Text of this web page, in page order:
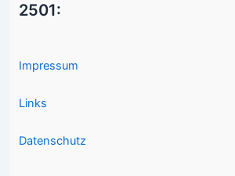
2501:
Impressum
Links
Datenschutz